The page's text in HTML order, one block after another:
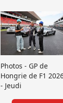
Photos - GP de
Hongrie de F1
- Jeudi